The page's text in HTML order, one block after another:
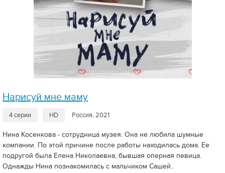
Нарисуй мне маму
4 серии HD Россия, 2021
Нина Косенкова - сотрудница музея. Она не любила шумные
компании. По этой причине после работы находилась дома. Ее
подругой была Елена Николаевна, бывшая оперная певица.
Однажды Нина познакомилась с мальчиком Сашей..